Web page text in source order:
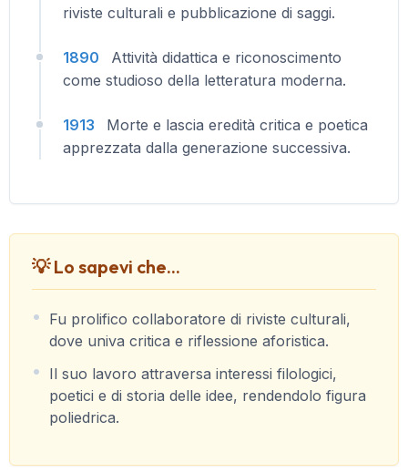
riviste culturali e pubblicazione di saggi.
1890
Attività didattica e riconoscimento
come studioso della letteratura moderna.
1913
Morte e lascia eredità critica e poetica
apprezzata dalla generazione successiva.
💡 Lo sapevi che...
Fu prolifico collaboratore di riviste culturali,
dove univa critica e riflessione aforistica.
Il suo lavoro attraversa interessi filologici,
poetici e di storia delle idee, rendendolo figura
poliedrica.